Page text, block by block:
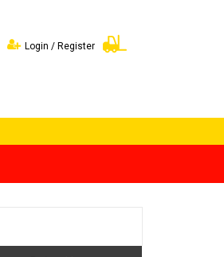
Login / Register